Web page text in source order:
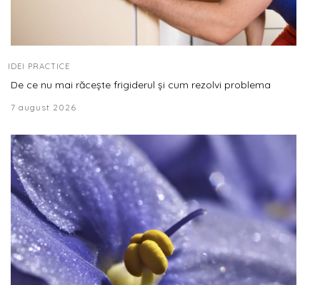
IDEI PRACTICE
De ce nu mai răcește frigiderul și cum rezolvi problema
7 august 2026